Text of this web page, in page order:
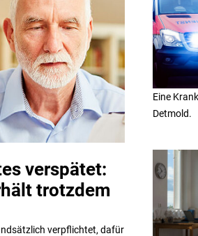
verspätet:
trotzdem
verpflichtet, dafür
Eine
Detmold.